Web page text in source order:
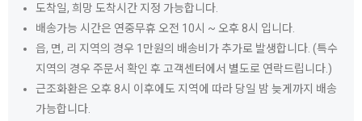
도착일, 희망 도착시간 지정 가능합니다.
배송가능 시간은 연중무휴 오전 10시 ~ 오후 8시 입니다.
읍, 면, 리 지역의 경우 1만원의 배송비가 추가로 발생합니다. (특수
지역의 경우 주문서 확인 후 고객센터에서 별도로 연락드립니다.)
근조화환은 오후 8시 이후에도 지역에 따라 당일 밤 늦게까지 배송
가능합니다.